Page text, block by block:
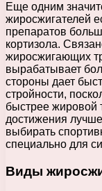
Еще одним
жиросжигателей
препаратов
кортизола.
жиросжигающих
вырабатывает
стороны дает
стройности,
быстрее жировой
достижения
выбирать
специально для
Виды